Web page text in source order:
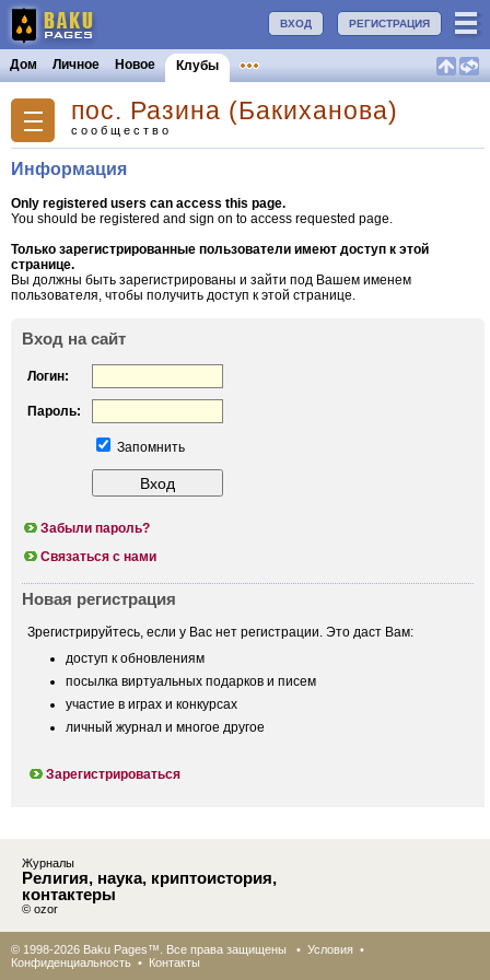
РЕГИСТРАЦИЯ
ВХОД
Дом Личное Новое Клубы
пос. Разина (Бакиханова)
сообщество
Информация
Only registered users can access this page.
You should be registered and sign on to access requested page.
Только зарегистрированные пользователи имеют доступ к этой
странице.
Вы должны быть зарегистрированы и зайти под Вашем именем
пользователя, чтобы получить доступ к этой странице.
Вход на сайт
Логин:
Пароль:
Запомнить
Забыли пароль?
Связаться с нами
Новая регистрация
Зрегистрируйтесь, если у Вас нет регистрации. Это даст Вам:
доступ к обновлениям
посылка виртуальных подарков и писем
участие в играх и конкурсах
личный журнал и многое другое
Зарегистрироваться
Журналы
Религия, наука, криптоистория,
контактеры
© ozor
© 1998-2026 Baku Pages™. Все права защищены • Условия •
Конфиденциальность • Контакты